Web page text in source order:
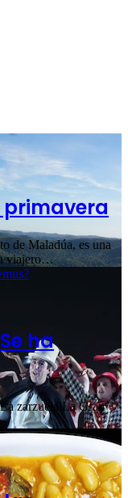
primavera
de Maladúa, es una
viajero…
ha
zarzuela La Gran